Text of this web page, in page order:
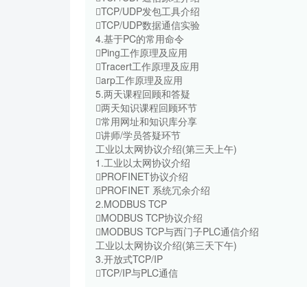
TCP/UDP发包工具介绍
TCP/UDP数据通信实验
4.基于PC的常用命令
Ping工作原理及应用
Tracert工作原理及应用
arp工作原理及应用
5.两天课程回顾和答疑
两天知识课程回顾环节
常用网址和知识库分享
讲师/学员答疑环节
工业以太网协议介绍(第三天上午)
1.工业以太网协议介绍
PROFINET协议介绍
PROFINET 系统冗余介绍
2.MODBUS TCP
MODBUS TCP协议介绍
MODBUS TCP与西门子PLC通信介绍
工业以太网协议介绍(第三天下午)
3.开放式TCP/IP
TCP/IP与PLC通信